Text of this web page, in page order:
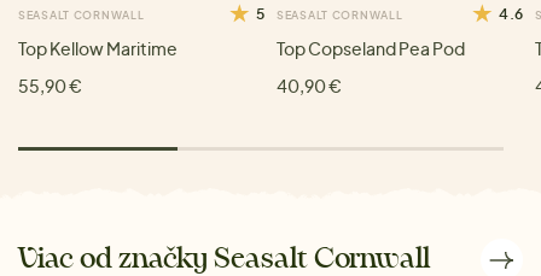
SEASALT CORNWALL 5
Top Kellow Maritime
55,90 €
SEASALT CORNWALL 4.6
Top Copseland Pea Pod
40,90 €
Viac od značky Seasalt Cornwall